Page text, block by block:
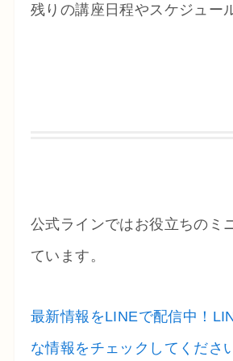
残りの講座日程やスケジュー
公式ラインではお役立ちのミ
ています。
最新情報をLINEで配信中！
な情報をチェックしてくださ